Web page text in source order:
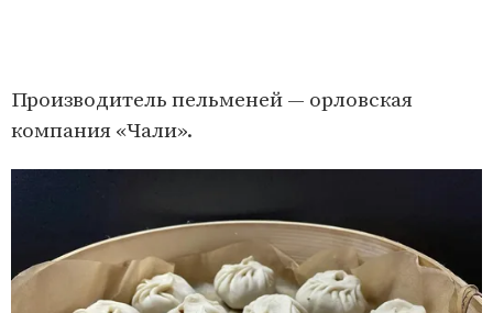
Производитель пельменей — орловская
компания «Чали».